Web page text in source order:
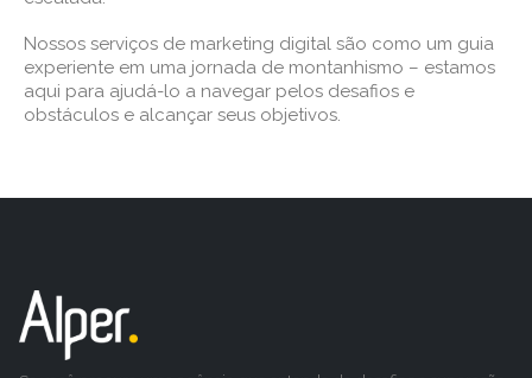
Nossos serviços de marketing digital são como um guia
experiente em uma jornada de montanhismo – estamos
aqui para ajudá-lo a navegar pelos desafios e
obstáculos e alcançar seus objetivos.